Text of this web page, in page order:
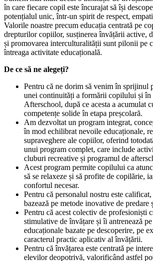
în care fiecare copil este încurajat să își
potențialul unic, într-un spirit de respect,
Valorile noastre precum educația centrată pe
drepturilor copiilor, susținerea învățării active,
și promovarea interculturalității sunt pilonii pe
întreaga activitate educațională.
De ce să ne alegeți?
Pentru că ne dorim să venim în sprijinul
unei continuități a formării copilului și în
Afterschool, după ce acesta a acumulat
competențe solide în etapa preșcolară.
Am dezvoltat un program integrat,
în mod echilibrat nevoile educaționale,
supraveghere ale copiilor, oferind
unui program complet, care include
cluburi recreative și programul de
Acest program permite copilului ca
să se relaxeze și să profite de copilărie,
confortul necesar.
Pentru că personalul nostru este
bazează pe metode inovative de predare
Pentru că acest colectiv de profesioniști
stimulative de învățare și îi antrenează
educaționale bazate pe descoperire, pe
caracterul practic aplicativ al învățării.
Pentru că învățarea este centrată pe
elevilor deopotrivă, valorificând astfel